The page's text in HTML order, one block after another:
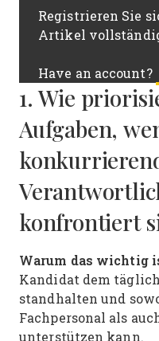
Registrieren Sie
Artikel
Have an account?
1. Wie
Aufgaben,
konfrontiert
Warum das wichtig
Kandidat dem
standhalten und
Fachpersonal als
unterstützen kann.